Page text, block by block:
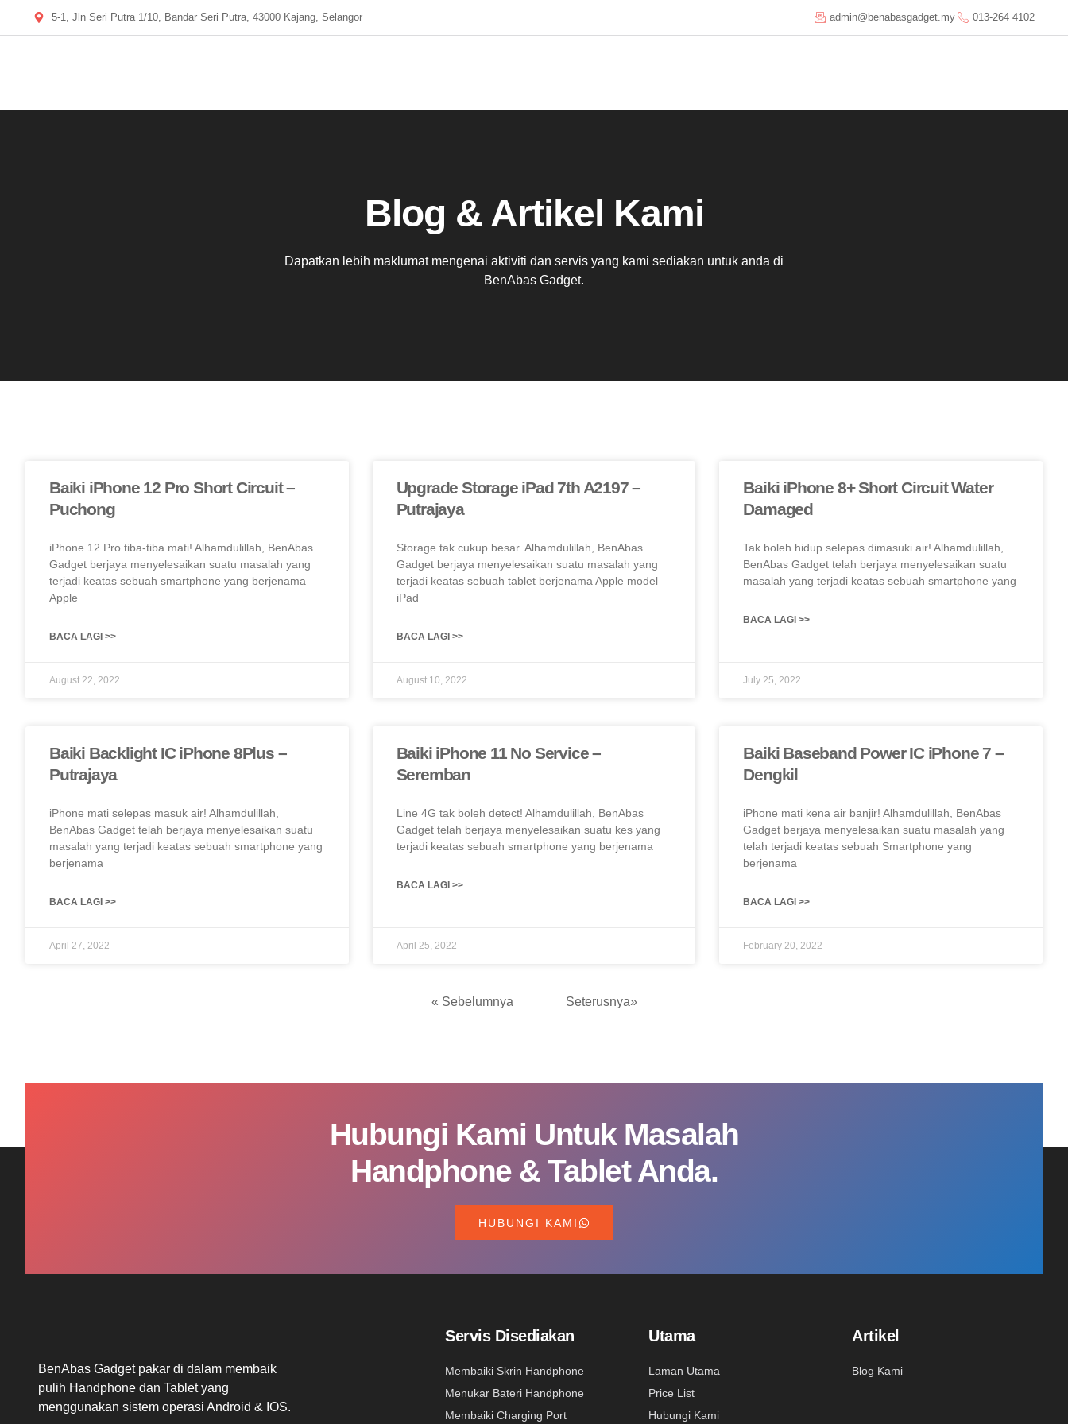
5-1, Jln Seri Putra 1/10, Bandar Seri Putra, 43000 Kajang, Selangor admin@benabasgadget.my 013-264 4102
Blog & Artikel Kami
Dapatkan lebih maklumat mengenai aktiviti dan servis yang kami sediakan untuk anda di
BenAbas Gadget.
Baiki iPhone 12 Pro Short Circuit –
Puchong
iPhone 12 Pro tiba-tiba mati! Alhamdulillah, BenAbas
Gadget berjaya menyelesaikan suatu masalah yang
terjadi keatas sebuah smartphone yang berjenama
Apple
BACA LAGI >>
August 22, 2022
Upgrade Storage iPad 7th A2197 –
Putrajaya
Storage tak cukup besar. Alhamdulillah, BenAbas
Gadget berjaya menyelesaikan suatu masalah yang
terjadi keatas sebuah tablet berjenama Apple model
iPad
BACA LAGI >>
August 10, 2022
Baiki iPhone 8+ Short Circuit Water
Damaged
Tak boleh hidup selepas dimasuki air! Alhamdulillah,
BenAbas Gadget telah berjaya menyelesaikan suatu
masalah yang terjadi keatas sebuah smartphone yang
BACA LAGI >>
July 25, 2022
Baiki Backlight IC iPhone 8Plus –
Putrajaya
iPhone mati selepas masuk air! Alhamdulillah,
BenAbas Gadget telah berjaya menyelesaikan suatu
masalah yang terjadi keatas sebuah smartphone yang
berjenama
BACA LAGI >>
April 27, 2022
Baiki iPhone 11 No Service –
Seremban
Line 4G tak boleh detect! Alhamdulillah, BenAbas
Gadget telah berjaya menyelesaikan suatu kes yang
terjadi keatas sebuah smartphone yang berjenama
BACA LAGI >>
April 25, 2022
Baiki Baseband Power IC iPhone 7 –
Dengkil
iPhone mati kena air banjir! Alhamdulillah, BenAbas
Gadget berjaya menyelesaikan suatu masalah yang
telah terjadi keatas sebuah Smartphone yang
berjenama
BACA LAGI >>
February 20, 2022
« Sebelumnya Seterusnya»
Hubungi Kami Untuk Masalah
Handphone & Tablet Anda.
HUBUNGI KAMI
BenAbas Gadget pakar di dalam membaik
pulih Handphone dan Tablet yang
menggunakan sistem operasi Android & IOS.
Servis Disediakan
Membaiki Skrin Handphone
Menukar Bateri Handphone
Membaiki Charging Port
Utama
Laman Utama
Price List
Hubungi Kami
Artikel
Blog Kami